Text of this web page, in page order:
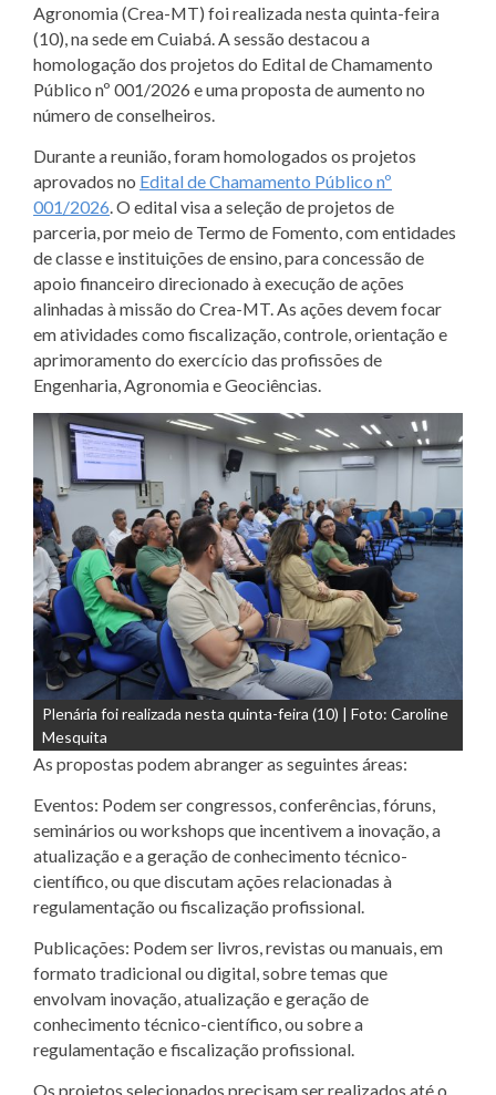
Agronomia (Crea-MT) foi realizada nesta quinta-feira
(10), na sede em Cuiabá. A sessão destacou a
homologação dos projetos do Edital de Chamamento
Público nº 001/2026 e uma proposta de aumento no
número de conselheiros.
Durante a reunião, foram homologados os projetos
aprovados no Edital de Chamamento Público nº
001/2026 . O edital visa a seleção de projetos de
parceria, por meio de Termo de Fomento, com entidades
de classe e instituições de ensino, para concessão de
apoio financeiro direcionado à execução de ações
alinhadas à missão do Crea-MT. As ações devem focar
em atividades como fiscalização, controle, orientação e
aprimoramento do exercício das profissões de
Engenharia, Agronomia e Geociências.
Plenária foi realizada nesta quinta-feira (10) | Foto: Caroline
Mesquita
As propostas podem abranger as seguintes áreas:
Eventos: Podem ser congressos, conferências, fóruns,
seminários ou workshops que incentivem a inovação, a
atualização e a geração de conhecimento técnico-
científico, ou que discutam ações relacionadas à
regulamentação ou fiscalização profissional.
Publicações: Podem ser livros, revistas ou manuais, em
formato tradicional ou digital, sobre temas que
envolvam inovação, atualização e geração de
conhecimento técnico-científico, ou sobre a
regulamentação e fiscalização profissional.
Os projetos selecionados precisam ser realizados até o